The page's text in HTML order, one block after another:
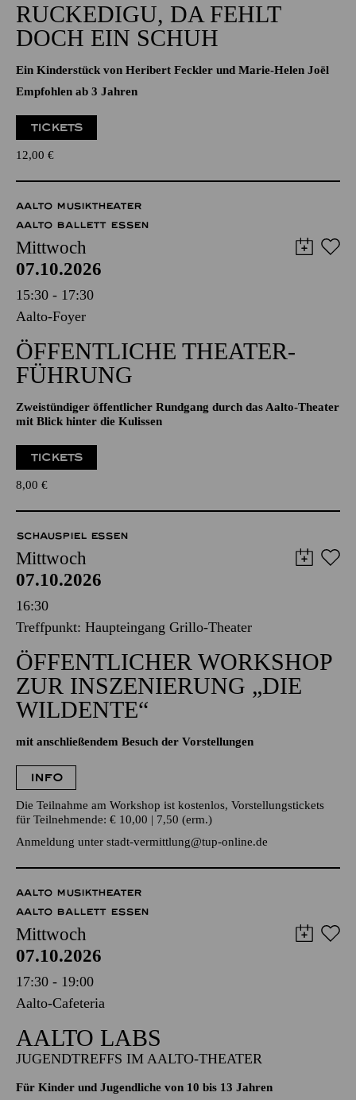
Aalto-Foyer
OPER KLEINLAUT
RUCKEDIGU, DA FEHLT
DOCH EIN SCHUH
Ein Kinderstück von Heribert Feckler und Marie-Helen Joël
Empfohlen ab 3 Jahren
12,00€
AALTO MUSIKTHEATER
AALTO BALLETT ESSEN
Mittwoch
07.10.2026
15:30 - 17:30
Aalto-Foyer
ÖFFENTLICHE THEATER­
FÜHRUNG
Zweistündiger öffentlicher Rundgang durch das Aalto-Theater
mit Blick hinter die Kulissen
8,00€
SCHAUSPIEL ESSEN
Mittwoch
07.10.2026
16:30
Treffpunkt: Haupteingang Grillo-Theater
ÖFFENTLICHER WORKSHOP
ZUR INSZENIERUNG „DIE
mit anschließendem Besuch der Vorstellungen
INFO
für Teilnehmende: € 10,00 | 7,50 (erm.)
Anmeldung unterstadt-vermittlung@tup-online.de
AALTO MUSIKTHEATER
AALTO BALLETT ESSEN
Mittwoch
07.10.2026
17:30 - 19:00
Aalto-Cafeteria
AALTO LABS